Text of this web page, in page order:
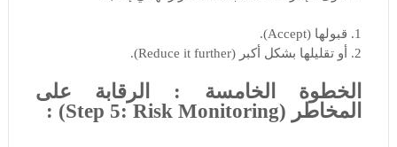
1. قبولها (Accept).
2. أو تقليلها بشكل أكبر (Reduce it further).
الخطوة الخامسة : الرقابة على
المخاطر (Step 5: Risk Monitoring) :